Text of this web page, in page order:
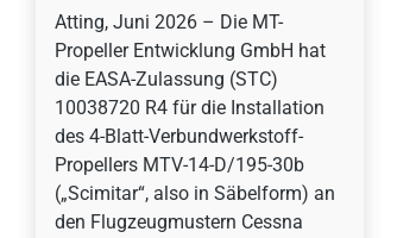
Atting, Juni 2026 – Die MT-
Propeller Entwicklung GmbH hat
die EASA-Zulassung (STC)
10038720 R4 für die Installation
des 4-Blatt-Verbundwerkstoff-
Propellers MTV-14-D/195-30b
(„Scimitar“, also in Säbelform) an
den Flugzeugmustern Cessna